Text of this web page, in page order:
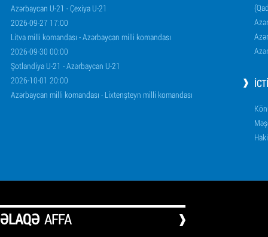
Azərbaycan U-21 - Çexiya U-21
2026-09-27 17:00
Litva milli komandası - Azərbaycan milli komandası
2026-09-30 00:00
Şotlandiya U-21 - Azərbaycan U-21
2026-10-01 20:00
Azərbaycan milli komandası - Lixtenşteyn milli komandası
ƏLAQƏ AFFA